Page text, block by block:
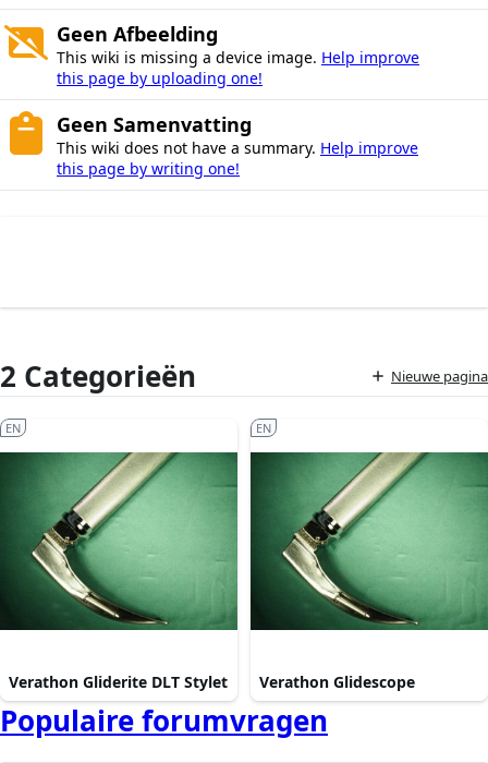
Geen Afbeelding
This wiki is missing a device image. Help improve
this page by uploading one!
Geen Samenvatting
This wiki does not have a summary. Help improve
this page by writing one!
2 Categorieën Nieuwe pagina
Verathon Gliderite DLT Stylet
EN
Verathon Glidescope
EN
Populaire forumvragen